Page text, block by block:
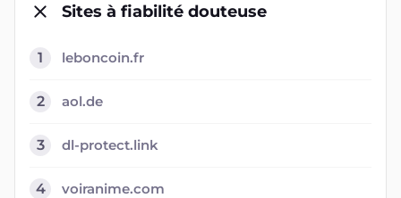
Sites à fiabilité douteuse
1 leboncoin.fr
2 aol.de
3 dl-protect.link
4 voiranime.com